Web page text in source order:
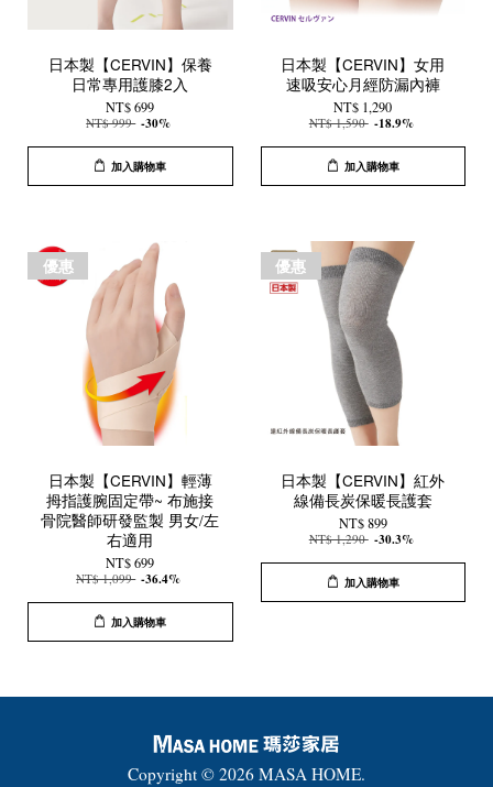
日本製【CERVIN】保養
日常專用護膝2入
NT$ 699
NT$ 999 -30%
加入購物車
日本製【CERVIN】女用
速吸安心月經防漏內褲
NT$ 1,290
NT$ 1,590 -18.9%
加入購物車
優惠
日本製【CERVIN】輕薄
拇指護腕固定帶~ 布施接
骨院醫師研發監製 男女/左
右適用
NT$ 699
NT$ 1,099 -36.4%
加入購物車
優惠
日本製【CERVIN】紅外
線備長炭保暖長護套
NT$ 899
NT$ 1,290 -30.3%
加入購物車
Copyright © 2026 MASA HOME.